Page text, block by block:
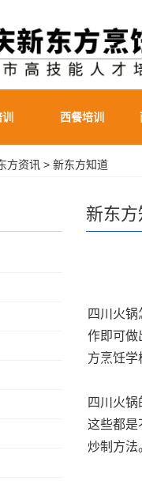
西餐培训
方资讯 > 新东方知道
新东方
四川火
作即可做
方烹饪学
四川火
这些都是
炒制方法